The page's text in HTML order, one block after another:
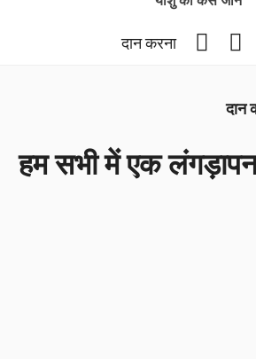
दान करना
दान
हम सभी में एक